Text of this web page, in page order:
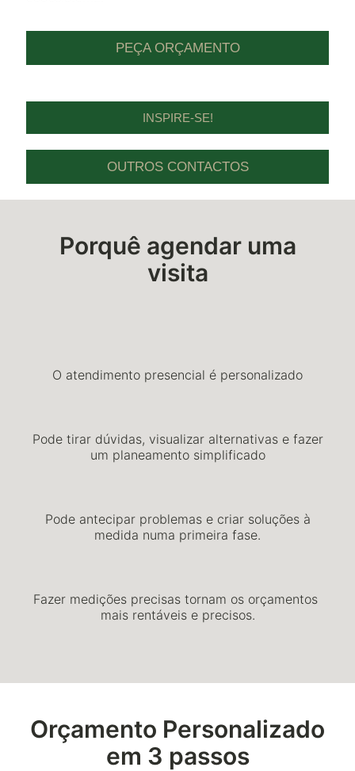
PEÇA ORÇAMENTO
INSPIRE-SE!
OUTROS CONTACTOS
Porquê agendar uma
visita
O atendimento presencial é personalizado
Pode tirar dúvidas, visualizar alternativas e fazer
um planeamento simplificado
Pode antecipar problemas e criar soluções à
medida numa primeira fase.
Fazer medições precisas tornam os orçamentos
mais rentáveis e precisos.
Orçamento Personalizado
em 3 passos